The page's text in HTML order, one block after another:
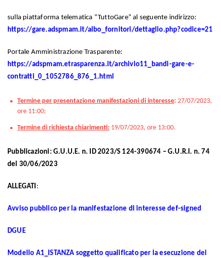
sulla piattaforma telematica “TuttoGare” al seguente indirizzo:
https://gare.adspmam.it/albo_fornitori/dettaglio.php?codice=21
Portale Amministrazione Trasparente:
https://adspmam.etrasparenza.it/archivio11_bandi-gare-e-
contratti_0_1052786_876_1.html
Termine per presentazione manifestazioni di interesse: 27/07/2023,
ore 11:00;
Termine di richiesta chiarimenti: 19/07/2023, ore 13:00.
Pubblicazioni: G.U.U.E. n. ID 2023/S 124-390674 – G.U.R.I. n. 74
del 30/06/2023
ALLEGATI :
Avviso pubblico per la manifestazione di interesse def-signed
DGUE
Modello A1_ISTANZA soggetto qualificato per la esecuzione dei